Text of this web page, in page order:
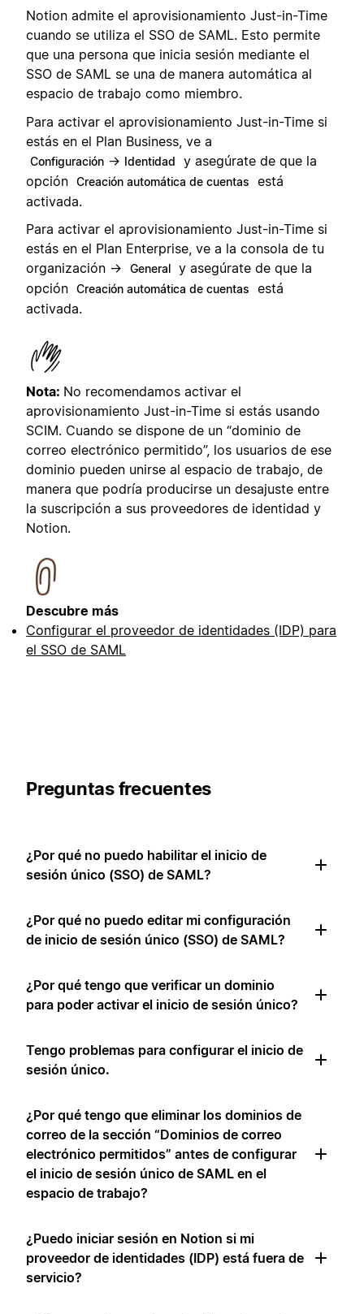
Notion admite el aprovisionamiento Just-in-Time
cuando se utiliza el SSO de SAML. Esto permite
que una persona que inicia sesión mediante el
SSO de SAML se una de manera automática al
espacio de trabajo como miembro.
Para activar el aprovisionamiento Just-in-Time si
estás en el Plan Business, ve a
Configuración → Identidad
y asegúrate de que la
opción Creación automática de cuentas
está
activada.
Para activar el aprovisionamiento Just-in-Time si
estás en el Plan Enterprise, ve a la consola de tu
organización →
General y asegúrate de que la
opción Creación automática de cuentas
está
activada.
Nota: No recomendamos activar el
aprovisionamiento Just-in-Time si estás usando
SCIM. Cuando se dispone de un “dominio de
correo electrónico permitido”, los usuarios de ese
dominio pueden unirse al espacio de trabajo, de
manera que podría producirse un desajuste entre
la suscripción a sus proveedores de identidad y
Notion.
Descubre más
Configurar el proveedor de identidades (IDP) para
el SSO de SAML
Preguntas frecuentes
¿Por qué no puedo habilitar el inicio de
sesión único (SSO) de SAML?
¿Por qué no puedo editar mi configuración
de inicio de sesión único (SSO) de SAML?
¿Por qué tengo que verificar un dominio
para poder activar el inicio de sesión único?
Tengo problemas para configurar el inicio de
sesión único.
¿Por qué tengo que eliminar los dominios de
correo de la sección “Dominios de correo
electrónico permitidos” antes de configurar
el inicio de sesión único de SAML en el
espacio de trabajo?
¿Puedo iniciar sesión en Notion si mi
proveedor de identidades (IDP) está fuera de
servicio?